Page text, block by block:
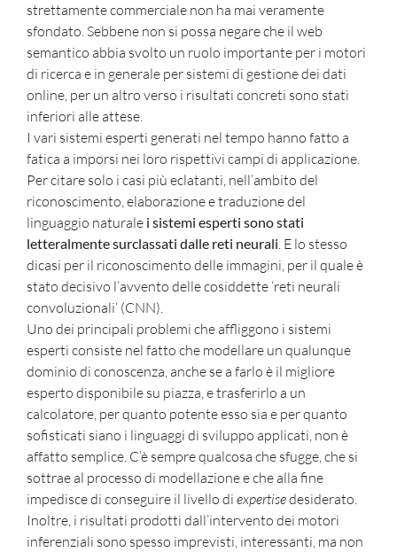
strettamente commerciale non ha mai veramente
sfondato. Sebbene non si possa negare che il web
semantico abbia svolto un ruolo importante per i motori
di ricerca e in generale per sistemi di gestione dei dati
online, per un altro verso i risultati concreti sono stati
inferiori alle attese.
I vari sistemi esperti generati nel tempo hanno fatto a
fatica a imporsi nei loro rispettivi campi di applicazione.
Per citare solo i casi più eclatanti, nell’ambito del
riconoscimento, elaborazione e traduzione del
linguaggio naturalei sistemi esperti sono stati
letteralmente surclassati dalle reti neurali . E lo stesso
dicasi per il riconoscimento delle immagini, per il quale è
stato decisivo l’avvento delle cosiddette ‘reti neurali
convoluzionali‘ (CNN).
Uno dei principali problemi che affliggono i sistemi
esperti consiste nel fatto che modellare un qualunque
dominio di conoscenza, anche se a farlo è il migliore
esperto disponibile su piazza, e trasferirlo a un
calcolatore, per quanto potente esso sia e per quanto
sofisticati siano i linguaggi di sviluppo applicati, non è
affatto semplice. C’è sempre qualcosa che sfugge, che si
sottrae al processo di modellazione e che alla fine
impedisce di conseguire il livello di expertisedesiderato.
Inoltre, i risultati prodotti dall’intervento dei motori
inferenziali sono spesso imprevisti, interessanti, ma non